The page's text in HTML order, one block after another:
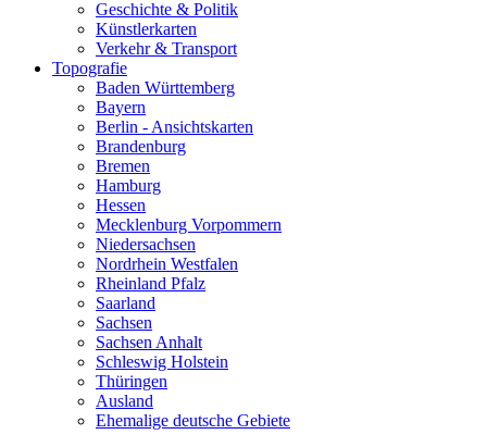
Geschichte & Politik
Künstlerkarten
Verkehr & Transport
Topografie
Baden Württemberg
Bayern
Berlin - Ansichtskarten
Brandenburg
Bremen
Hamburg
Hessen
Mecklenburg Vorpommern
Niedersachsen
Nordrhein Westfalen
Rheinland Pfalz
Saarland
Sachsen
Sachsen Anhalt
Schleswig Holstein
Thüringen
Ausland
Ehemalige deutsche Gebiete